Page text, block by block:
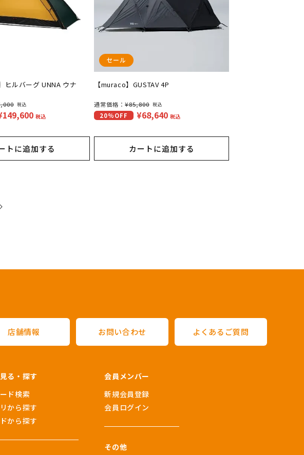
ヒルバーグ UNNA ウナ
税込
税込
トに追加する
セール
【muraco】GUSTAV 4P
通
常
通常価格： ¥85,800 税込
セ20%OFF ¥68,640税込
カートに追加する
店舗情報 お問い合わせ よくあるご質問
る・探す
ド検索
から探す
から探す
会員メンバー
新規会員登録
会員ログイン
その他